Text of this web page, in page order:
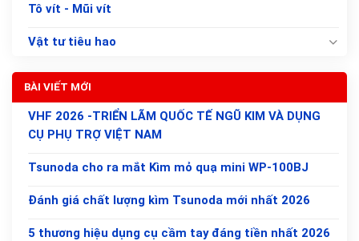
Tô vít - Mũi vít
Vật tư tiêu hao
BÀI VIẾT MỚI
VHF 2026 -TRIỂN LÃM QUỐC TẾ NGŨ KIM VÀ DỤNG
CỤ PHỤ TRỢ VIỆT NAM
Tsunoda cho ra mắt Kìm mỏ quạ mini WP-100BJ
Đánh giá chất lượng kìm Tsunoda mới nhất 2026
5 thương hiệu dụng cụ cầm tay đáng tiền nhất 2026